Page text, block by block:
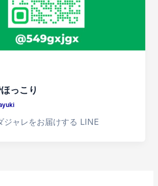
っこり
ジャレをお届けする LINE